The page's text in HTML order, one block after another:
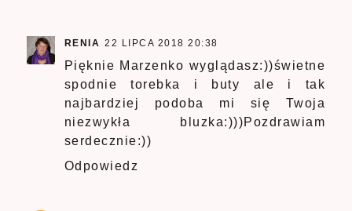
RENIA 22 LIPCA 2018 20:38
Pięknie Marzenko wyglądasz:))świetne
spodnie torebka i buty ale i tak
najbardziej podoba mi się Twoja
niezwykła bluzka:)))Pozdrawiam
serdecznie:))
Odpowiedz